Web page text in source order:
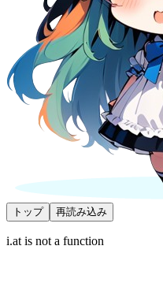
トップ 再読み込み
i.at is not a function